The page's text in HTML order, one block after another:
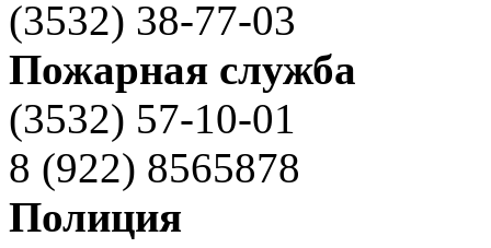
(3532) 38-77-03
Пожарная служба
(3532) 57-10-01
8 (922) 8565878
Полиция